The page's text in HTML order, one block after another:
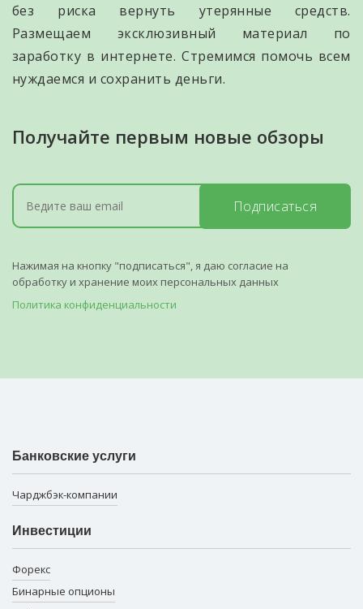
без риска вернуть утерянные средств.
Размещаем эксклюзивный материал по
заработку в интернете. Стремимся помочь всем
нуждаемся и сохранить деньги.
Получайте первым новые обзоры
Подписаться
Нажимая на кнопку "подписаться", я даю согласие на
обработку и хранение моих персональных данных
Политика конфиденциальности
Банковские услуги
Чарджбэк-компании
Инвестиции
Форекс
Бинарные опционы